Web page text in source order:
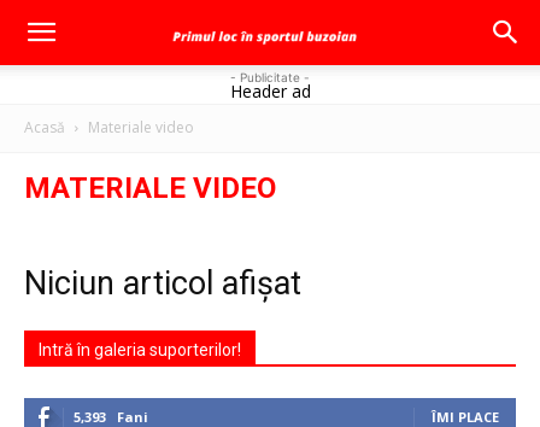
- Publicitate -
Header ad
Acasă Materiale video
MATERIALE VIDEO
Niciun articol afișat
Intră în galeria suporterilor!
5,393 Fani ÎMI PLACE